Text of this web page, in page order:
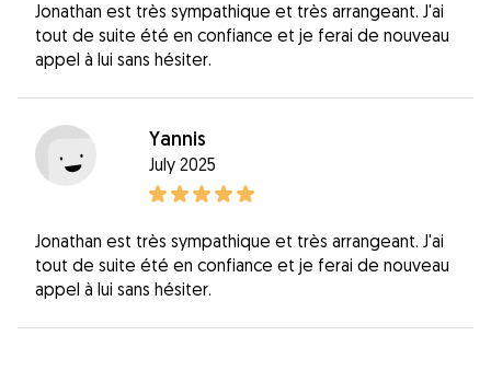
Jonathan est très sympathique et très arrangeant. J'ai
tout de suite été en confiance et je ferai de nouveau
appel à lui sans hésiter.
Yannis
July 2025
Jonathan est très sympathique et très arrangeant. J'ai
tout de suite été en confiance et je ferai de nouveau
appel à lui sans hésiter.